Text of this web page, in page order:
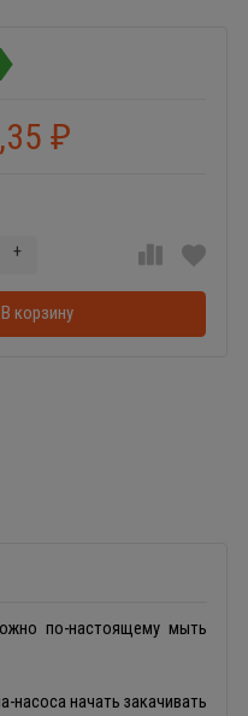
₽
+
В корзину
по-настоящему мыть
начать закачивать